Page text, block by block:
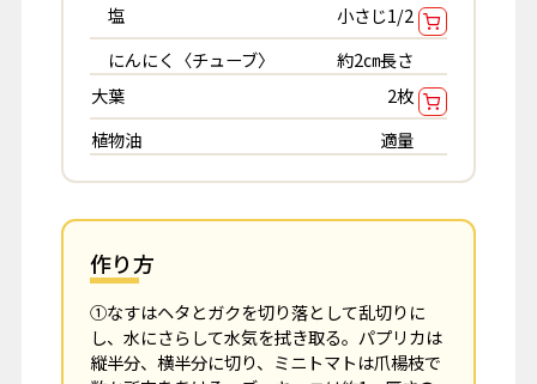
塩
小さじ1/2
にんにく〈チューブ〉
約2㎝長さ
大葉
2枚
植物油
適量
作り方
①なすはヘタとガクを切り落として乱切りに
し、水にさらして水気を拭き取る。パプリカは
縦半分、横半分に切り、ミニトマトは爪楊枝で